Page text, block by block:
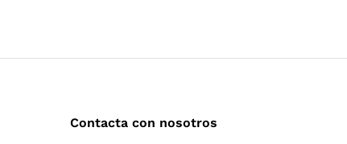
Contacta con nosotros